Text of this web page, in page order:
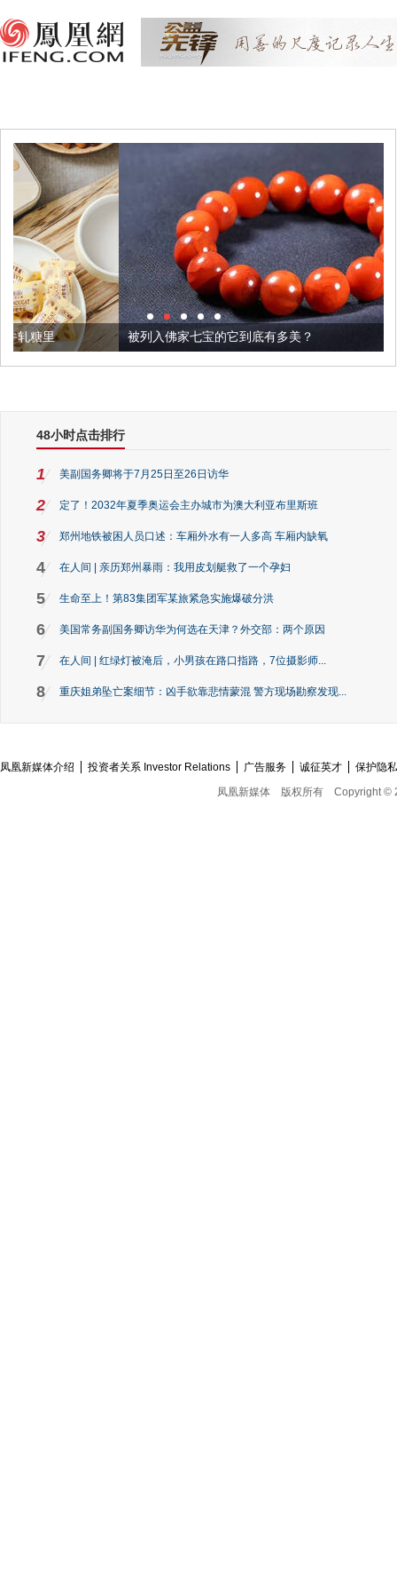
被列入佛家七宝的它到底有多美？
48小时点击排行
1 美副国务卿将于7月25日至26日访华
2 定了！2032年夏季奥运会主办城市为澳大利亚布里斯班
3 郑州地铁被困人员口述：车厢外水有一人多高 车厢内缺氧
4 在人间 | 亲历郑州暴雨：我用皮划艇救了一个孕妇
5 生命至上！第83集团军某旅紧急实施爆破分洪
6 美国常务副国务卿访华为何选在天津？外交部：两个原因
7 在人间 | 红绿灯被淹后，小男孩在路口指路，7位摄影师...
8 重庆姐弟坠亡案细节：凶手欲靠悲情蒙混 警方现场勘察发现...
凤凰新媒体介绍 投资者关系 Investor Relations 广告服务 诚征英才
保护隐
凤凰新媒体
版权所有 Copyright ©